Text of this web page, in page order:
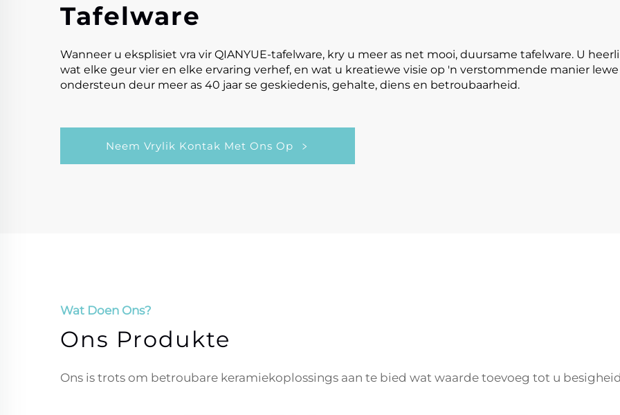
Tafelware
Wanneer u eksplisiet vra vir QIANYUE-tafelware, kry u meer as net mooi, duursame tafelware. U
wat elke geur vier en elke ervaring verhef, en wat u kreatiewe visie op 'n verstommende manier
ondersteun deur meer as 40 jaar se geskiedenis, gehalte, diens en betroubaarheid.
Neem Vrylik Kontak Met Ons Op
Wat Doen Ons?
Ons Produkte
Ons is trots om betroubare keramiekoplossings aan te bied wat waarde toevoeg tot u